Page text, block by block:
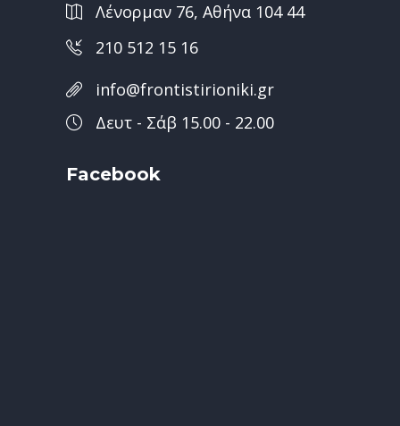
Λένορμαν 76, Αθήνα 104 44
210 512 15 16
info@frontistirioniki.gr
Δευτ - Σάβ 15.00 - 22.00
Facebook